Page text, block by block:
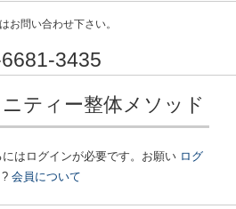
お問い合わせ下さい。
3435
ニティー整体メソッド
はログインが必要です。お願い ログ
会員について